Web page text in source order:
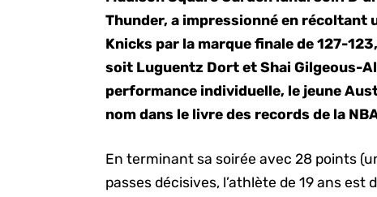
Thunder, a impressionné en
Knicks par la marque finale de 127-
soit Luguentz Dort et Shai Gilgeous-
performance individuelle, le jeune
nom dans le livre des records de la
En terminant sa soirée avec 28 points
passes décisives, l’athlète de 19 ans est